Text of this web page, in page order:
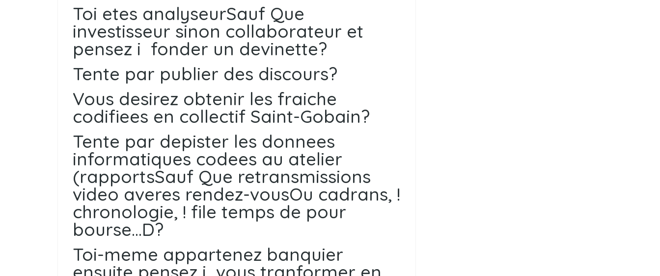
Toi etes analyseurSauf Que
investisseur sinon collaborateur et
pensez i fonder un devinette?
Tente par publier des discours?
Vous desirez obtenir les fraiche
codifiees en collectif Saint-Gobain?
Tente par depister les donnees
informatiques codees au atelier
(rapportsSauf Que retransmissions
video averes rendez-vousOu cadrans, !
chronologie, ! file temps de pour
bourse…D?
Toi-meme appartenez banquier